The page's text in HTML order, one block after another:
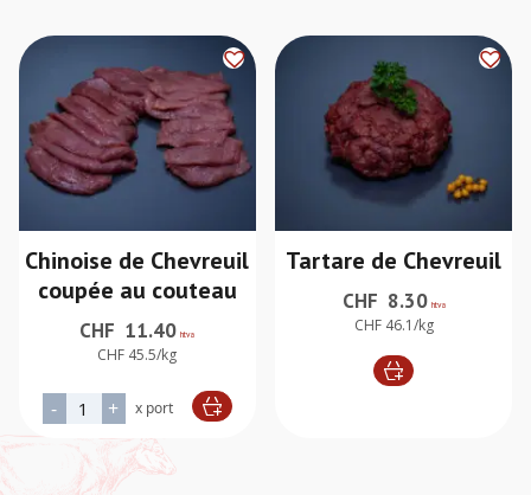
Chinoise de Chevreuil
coupée au couteau
CHF 11.40 htva
CHF 45.5/kg
- quantité de Chinoise de Chevreuil coupée au couteau
+ x port
Alternative:
Tartare de Chevreuil
CHF 8.30 htva
CHF 46.1/kg